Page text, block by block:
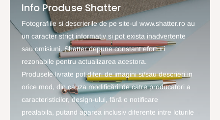
Info Produse Shatter
Fotografiile si descrierile de pe site-ul www.shatter.ro au
un caracter strict informativ si pot exista inadvertente
sau omisiuni. Shatter depune constant eforturi
rezonabile pentru actualizarea acestora.
Produsele livrate pot diferi de imagini si/sau descrieri in
orice mod, din cauza modificării de catre producatori a
caracteristicilor, design-ului, fără o notificare
prealabila, putand aparea inclusiv diferente intre loturile